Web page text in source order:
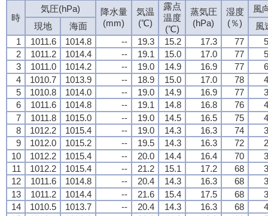
時
気圧(hPa)
降水量
(mm)
気温
(℃)
露点
温度
(℃)
蒸気圧
(hPa)
湿度
(％)
風
現地
海面
風
1
1011.6 1014.8 -- 19.3 15.2 17.3 77
2
1011.2 1014.4 -- 19.1 15.0 17.0 77
3
1011.0 1014.2 -- 19.0 14.9 16.9 77
4
1010.7 1013.9 -- 18.9 15.0 17.0 78
5
1010.8 1014.0 -- 19.0 14.9 16.9 77
6
1011.6 1014.8 -- 19.1 14.8 16.8 76
7
1011.8 1015.0 -- 19.0 14.5 16.5 75
8
1012.2 1015.4 -- 19.0 14.3 16.3 74
9
1012.0 1015.2 -- 19.5 14.3 16.3 72
10
1012.2 1015.4 -- 20.0 14.4 16.4 70
11
1012.2 1015.4 -- 21.2 15.1 17.2 68
12
1011.6 1014.8 -- 20.4 14.3 16.3 68
13
1011.2 1014.4 -- 21.6 15.4 17.5 68
14
1010.5 1013.7 -- 20.4 14.3 16.3 68